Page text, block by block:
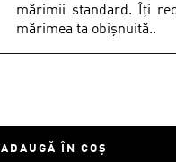
mărimii standard. Îți
mărimea ta obișnuită..
ADAUGĂ ÎN COȘ